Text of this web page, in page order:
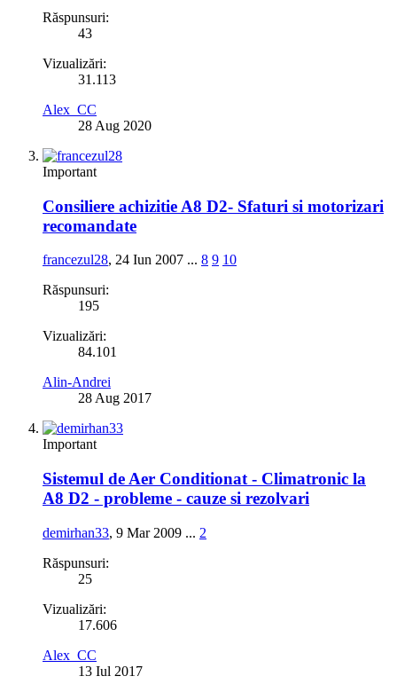
Răspunsuri:
43
Vizualizări:
31.113
Alex_CC
28 Aug 2020
Important
Consiliere achizitie A8 D2- Sfaturi si motorizari
recomandate
francezul28, 24 Iun 2007 ... 8 9 10
Răspunsuri:
195
Vizualizări:
84.101
Alin-Andrei
28 Aug 2017
Important
Sistemul de Aer Conditionat - Climatronic la
A8 D2 - probleme - cauze si rezolvari
demirhan33, 9 Mar 2009 ... 2
Răspunsuri:
25
Vizualizări:
17.606
Alex_CC
13 Iul 2017